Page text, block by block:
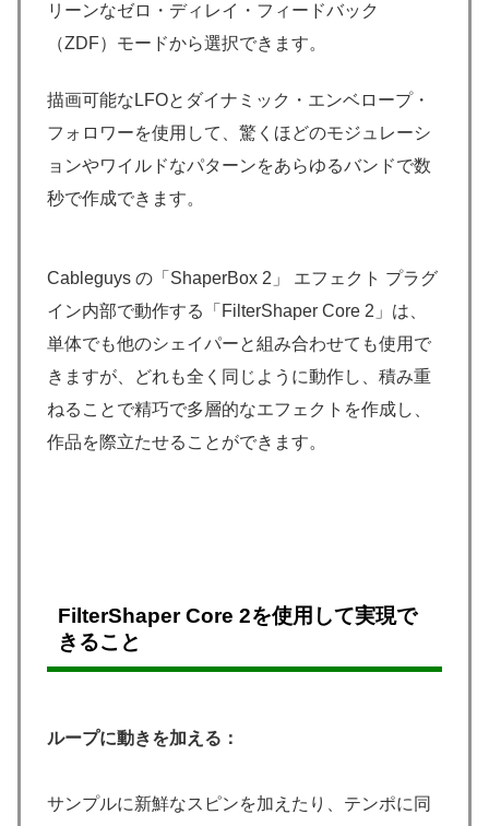
リーンなゼロ・ディレイ・フィードバック
（ZDF）モードから選択できます。
描画可能なLFOとダイナミック・エンベロープ・
フォロワーを使用して、驚くほどのモジュレーシ
ョンやワイルドなパターンをあらゆるバンドで数
秒で作成できます。
Cableguys の「ShaperBox 2」 エフェクト プラグ
イン内部で動作する「FilterShaper Core 2」は、
単体でも他のシェイパーと組み合わせても使用で
きますが、どれも全く同じように動作し、積み重
ねることで精巧で多層的なエフェクトを作成し、
作品を際立たせることができます。
FilterShaper Core 2を使用して実現で
きること
ループに動きを加える：
サンプルに新鮮なスピンを加えたり、テンポに同